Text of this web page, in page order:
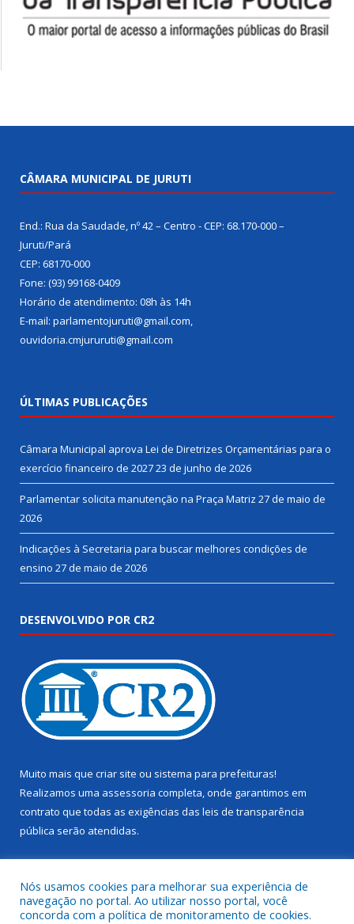
CÂMARA MUNICIPAL DE JURUTI
End.: Rua da Saudade, nº 42 – Centro - CEP: 68.170-000 –
Juruti/Pará
CEP: 68170-000
Fone: (93) 99168-0409
Horário de atendimento: 08h às 14h
E-mail: parlamentojuruti@gmail.com,
ouvidoria.cmjururuti@gmail.com
ÚLTIMAS PUBLICAÇÕES
Câmara Municipal aprova Lei de Diretrizes Orçamentárias para o
exercício financeiro de 202723 de junho de 2026
Parlamentar solicita manutenção na Praça Matriz 27 de maio de
2026
Indicações à Secretaria para buscar melhores condições de
ensino 27 de maio de 2026
DESENVOLVIDO POR CR2
Muito mais que criar site ou sistema para prefeituras!
Realizamos uma assessoria completa, onde garantimos em
contrato que todas as exigências das leis de transparência
pública serão atendidas.
Nós usamos cookies para melhorar sua experiência de
navegação no portal. Ao utilizar nosso portal, você
concorda com a política de monitoramento de cookies.